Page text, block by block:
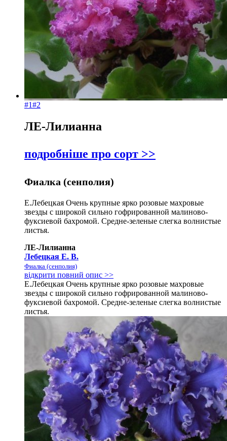
За
#1#2
ЛЕ-Лилианна
подробніше про сорт >>
Фиалка (сенполия)
Е.Лебецкая Очень крупные ярко розовые махровые
звезды с широкой сильно гофрированной малиново-
фуксиевой бахромой. Средне-зеленые слегка волнистые
листья.
ЛЕ-Лилианна
Лебецкая Е. В.
Фиалка (сенполия)
відкрити повний опис >>
Е.Лебецкая Очень крупные ярко розовые махровые
звезды с широкой сильно гофрированной малиново-
фуксиевой бахромой. Средне-зеленые слегка волнистые
листья.